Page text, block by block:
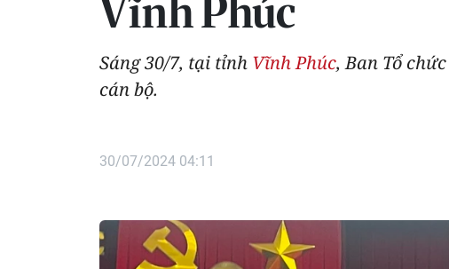
Vĩnh Phúc
Sáng 30/7, tại tỉnh Vĩnh Phúc, Ban Tổ
cán bộ.
30/07/2024 04:11